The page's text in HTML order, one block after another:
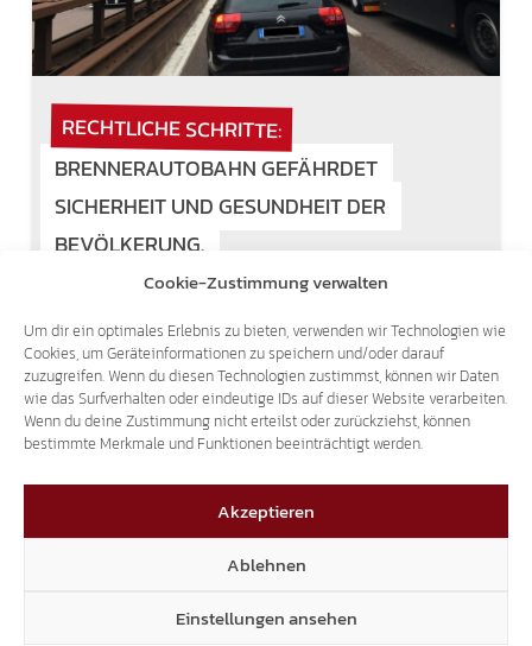
Cookie-Zustimmung verwalten
Um dir ein optimales Erlebnis zu bieten, verwenden wir Technologien wie
Cookies, um Geräteinformationen zu speichern und/oder darauf
zuzugreifen. Wenn du diesen Technologien zustimmst, können wir Daten
wie das Surfverhalten oder eindeutige IDs auf dieser Website verarbeiten.
Wenn du deine Zustimmung nicht erteilst oder zurückziehst, können
bestimmte Merkmale und Funktionen beeinträchtigt werden.
Akzeptieren
Ablehnen
Einstellungen ansehen
RECHTLICHE SCHRITTE:
BRENNERAUTOBAHN GEFÄHRDET
SICHERHEIT UND GESUNDHEIT DER
BEVÖLKERUNG.
5. Oktober 2018
Der Landtagsabgeordnete der Süd-Tiroler
Freiheit, Sven Knoll, prüft zusammen mit
Bewohnern im Eisacktal und Wipptal rechtliche
Schritte gegen die Süd-Tiroler
Brennerautobahn. Trotz aller Warnungen ist
die Brennerautobahn nach dem
Feiertagsfahrverbot…